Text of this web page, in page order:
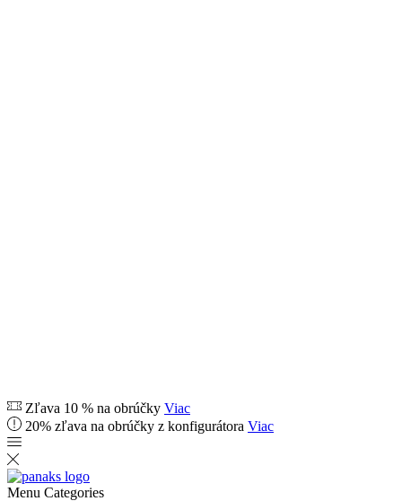
Zľava 10 % na obrúčky Viac
20% zľava na obrúčky z konfigurátora Viac
Menu Categories